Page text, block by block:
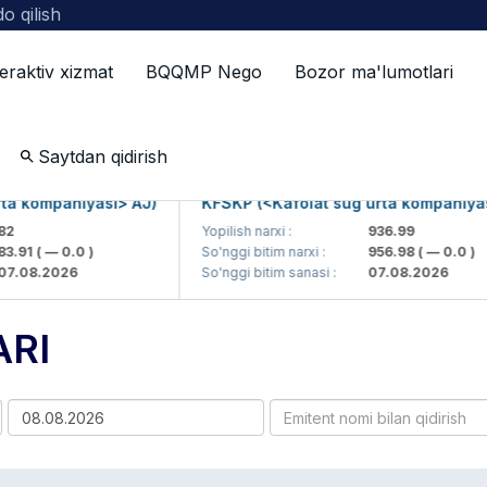
qilish
xizmat BQQMP Nego Bozor ma'lumotlari
Saytdan qidirish
AJ)
( — 0.0 )
KFSKP (<Kafolat sug'urta kompaniyasi>
Yopilish narxi :
936.99
So'nggi bitim narxi :
956.98( — 0.0 )
So'nggi bitim sanasi :
07.08.2026